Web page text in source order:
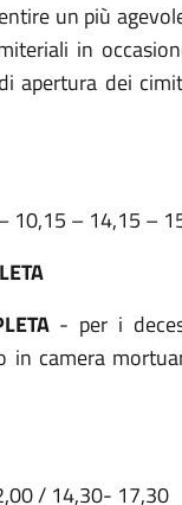
un più
in
apertura dei
10,15 – 14,15 –
- per i
camera
/ 14,30- 17,30